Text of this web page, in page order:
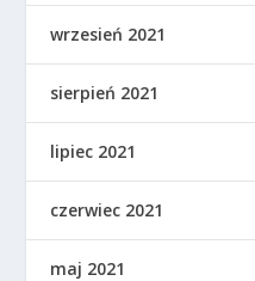
wrzesień 2021
sierpień 2021
lipiec 2021
czerwiec 2021
maj 2021